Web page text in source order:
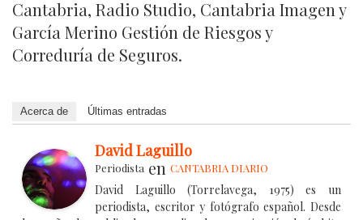
Cantabria, Radio Studio, Cantabria Imagen y
García Merino Gestión de Riesgos y
Correduría de Seguros.
Acerca de Últimas entradas
David Laguillo
Periodista en CANTABRIA DIARIO
David Laguillo (Torrelavega, 1975) es un
periodista, escritor y fotógrafo español. Desde